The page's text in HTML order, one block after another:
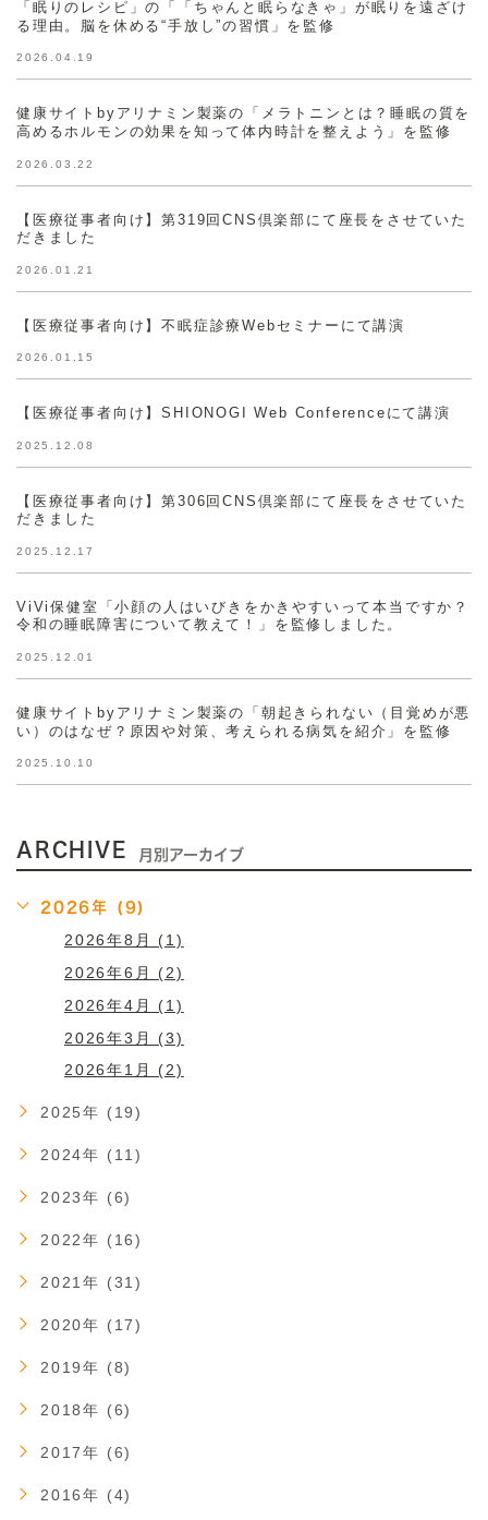
「眠りのレシピ」の「「ちゃんと眠らなきゃ」が眠りを遠ざけ
る理由。脳を休める“手放し”の習慣」を監修
2026.04.19
健康サイトbyアリナミン製薬の「メラトニンとは？睡眠の質を
高めるホルモンの効果を知って体内時計を整えよう」を監修
2026.03.22
【医療従事者向け】第319回CNS倶楽部にて座長をさせていた
だきました
2026.01.21
【医療従事者向け】不眠症診療Webセミナーにて講演
2026.01.15
【医療従事者向け】SHIONOGI Web Conferenceにて講演
2025.12.08
【医療従事者向け】第306回CNS倶楽部にて座長をさせていた
だきました
2025.12.17
ViVi保健室「小顔の人はいびきをかきやすいって本当ですか？
令和の睡眠障害について教えて！」を監修しました。
2025.12.01
健康サイトbyアリナミン製薬の「朝起きられない（目覚めが悪
い）のはなぜ？原因や対策、考えられる病気を紹介」を監修
2025.10.10
ARCHIVE 月別アーカイブ
2026年 (9)
2026年8月 (1)
2026年6月 (2)
2026年4月 (1)
2026年3月 (3)
2026年1月 (2)
2025年 (19)
2024年 (11)
2023年 (6)
2022年 (16)
2021年 (31)
2020年 (17)
2019年 (8)
2018年 (6)
2017年 (6)
2016年 (4)